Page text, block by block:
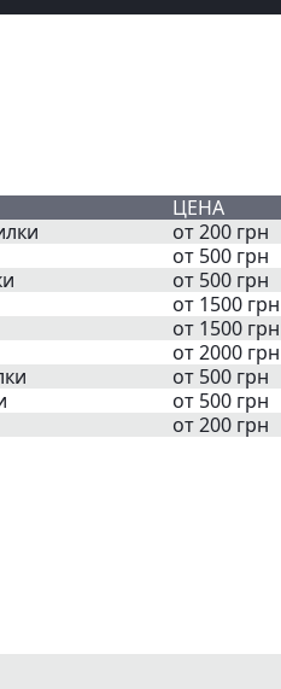
ЦЕНА
от 200 грн
от 500 грн
от 500 грн
от 1500 грн
от 1500 грн
от 2000 грн
от 500 грн
от 500 грн
от 200 грн